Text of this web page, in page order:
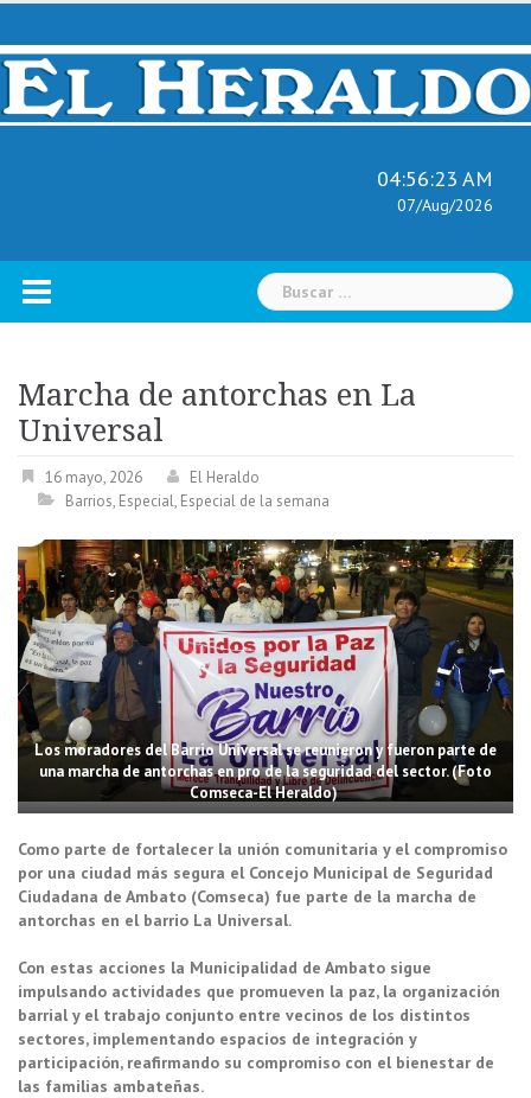
Skip
content
04:56:25 AM
07/Aug/2026
Buscar:
Marcha de antorchas en La
Universal
16 mayo, 2026
El Heraldo
Barrios, Especial, Especial de la semana
Los moradores del Barrio Universal se reunieron y fueron parte de
una marcha de antorchas en pro de la seguridad del sector. (Foto
Comseca-El Heraldo)
Como parte de fortalecer la unión comunitaria y el compromiso
por una ciudad más segura el Concejo Municipal de Seguridad
Ciudadana de Ambato (Comseca) fue parte de la marcha de
antorchas en el barrio La Universal.
Con estas acciones la Municipalidad de Ambato sigue
impulsando actividades que promueven la paz, la organización
barrial y el trabajo conjunto entre vecinos de los distintos
sectores, implementando espacios de integración y
participación, reafirmando su compromiso con el bienestar de
las familias ambateñas.